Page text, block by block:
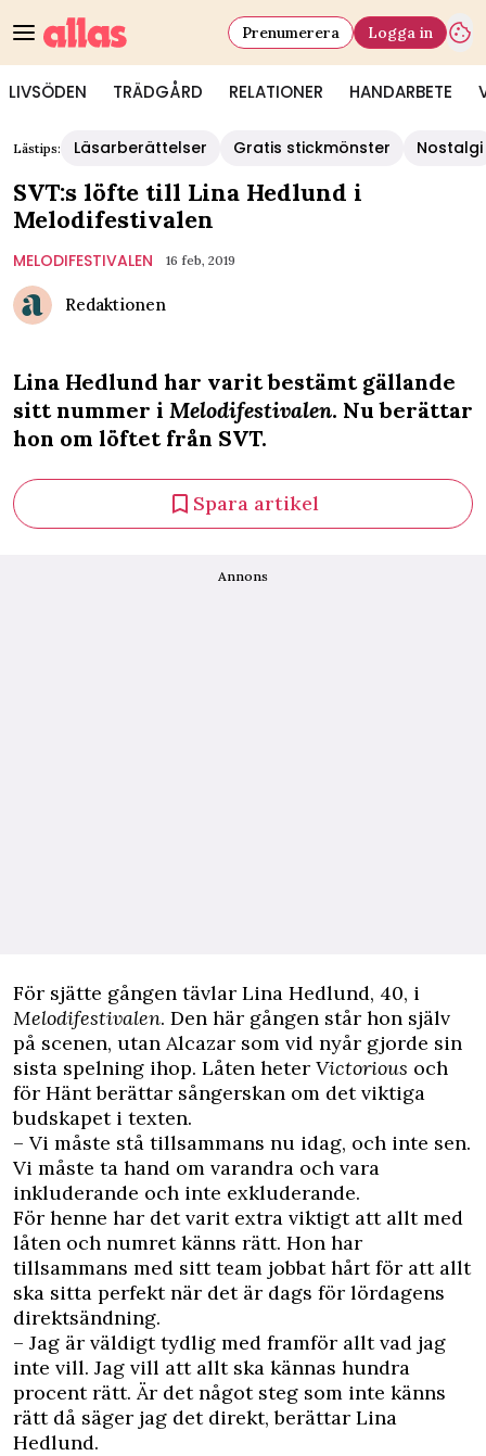
LIVSÖDEN TRÄDGÅRD RELATIONER HANDARBETE
Prenumerera Logga in
Lästips: Läsarberättelser Gratis stickmönster Nostalgi
SVT:s löfte till Lina Hedlund i
Melodifestivalen
MELODIFESTIVALEN 16 feb, 2019
Redaktionen
Lina Hedlund har varit bestämt gällande
sitt nummer i Melodifestivalen. Nu berättar
hon om löftet från SVT.
Spara artikel
Annons
För sjätte gången tävlar Lina Hedlund, 40, i
Melodifestivalen. Den här gången står hon själv
på scenen, utan Alcazar som vid nyår gjorde sin
sista spelning ihop. Låten heter Victorious och
för Häntberättar sångerskan om det viktiga
budskapet i texten.
– Vi måste stå tillsammans nu idag, och inte sen.
Vi måste ta hand om varandra och vara
inkluderande och inte exkluderande.
För henne har det varit extra viktigt att allt med
låten och numret känns rätt. Hon har
tillsammans med sitt team jobbat hårt för att allt
ska sitta perfekt när det är dags för lördagens
direktsändning.
– Jag är väldigt tydlig med framför allt vad jag
inte vill. Jag vill att allt ska kännas hundra
procent rätt. Är det något steg som inte känns
rätt då säger jag det direkt, berättar Lina
Hedlund.